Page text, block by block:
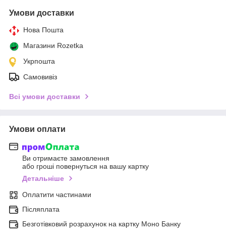
Умови доставки
Нова Пошта
Магазини Rozetka
Укрпошта
Самовивіз
Всі умови доставки
Умови оплати
Ви отримаєте замовлення
або гроші повернуться на вашу картку
Детальніше
Оплатити частинами
Післяплата
Безготівковий розрахунок на картку Моно Банку